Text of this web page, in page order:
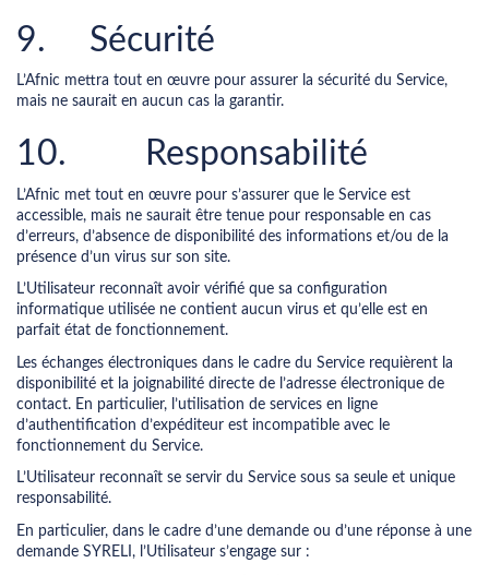
9. Sécurité
L’Afnic mettra tout en œuvre pour assurer la sécurité du Service,
mais ne saurait en aucun cas la garantir.
10. Responsabilité
L’Afnic met tout en œuvre pour s’assurer que le Service est
accessible, mais ne saurait être tenue pour responsable en cas
d’erreurs, d’absence de disponibilité des informations et/ou de la
présence d’un virus sur son site.
L’Utilisateur reconnaît avoir vérifié que sa configuration
informatique utilisée ne contient aucun virus et qu’elle est en
parfait état de fonctionnement.
Les échanges électroniques dans le cadre du Service requièrent la
disponibilité et la joignabilité directe de l’adresse électronique de
contact. En particulier, l’utilisation de services en ligne
d’authentification d’expéditeur est incompatible avec le
fonctionnement du Service.
L’Utilisateur reconnaît se servir du Service sous sa seule et unique
responsabilité.
En particulier, dans le cadre d’une demande ou d’une réponse à une
demande SYRELI, l’Utilisateur s’engage sur :